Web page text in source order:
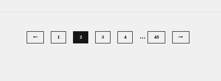
1 2 3 4 … 45